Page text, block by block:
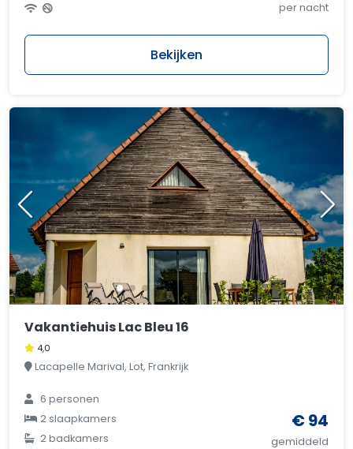
per nacht
Bekijken
Vakantiehuis Lac Bleu 16
4,0
Lacapelle Marival, Lot, Frankrijk
6 personen
2 slaapkamers
2 badkamers
€ 94
gemiddeld